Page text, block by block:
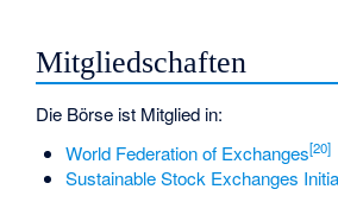
Mitgliedschaften
Die Börse ist Mitglied in:
World Federation of Exchanges[20]
Sustainable Stock Exchanges